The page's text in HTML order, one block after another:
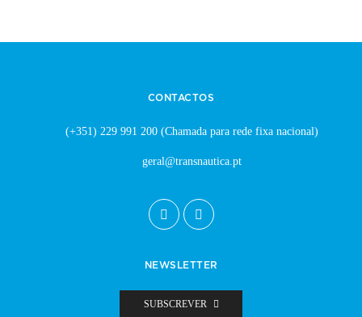
CONTACTOS
(+351) 229 991 200(Chamada para rede fixa nacional)
geral@transnautica.pt
NEWSLETTER
SUBSCREVER